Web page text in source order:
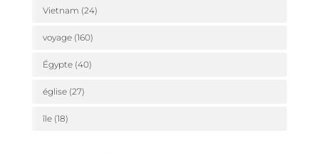
Vietnam (24)
voyage(160)
Égypte(40)
église(27)
île(18)